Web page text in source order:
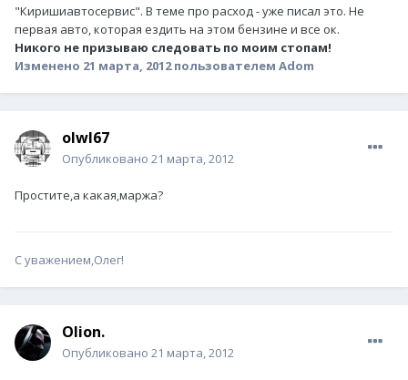
"Киришиавтосервис". В теме про расход - уже писал это. Не
первая авто, которая ездить на этом бензине и все ок.
Никого не призываю следовать по моим стопам!
Изменено 21 марта, 2012пользователем Adom
olwl67
Опубликовано 21 марта, 2012
Простите,а какая,маржа?
С уважением,Олег!
Olion.
Опубликовано 21 марта, 2012